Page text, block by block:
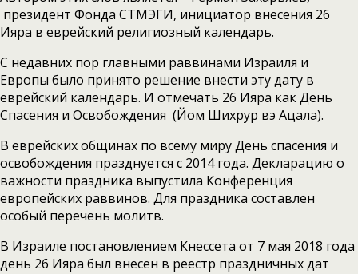
президент Фонда СТМЭГИ, инициатор внесения 26
Ияра в еврейский религиозный календарь.
С недавних пор главными раввинами Израиля и
Европы было принято решение внести эту дату в
еврейский календарь. И отмечать 26 Ияра как День
Спасения и Освобождения (Йом Шихрур вэ Ацала).
В еврейских общинах по всему миру День спасения и
освобождения празднуется с 2014 года. Декларацию о
важности праздника выпустила Конференция
европейских раввинов. Для праздника составлен
особый перечень молитв.
В Израиле постановлением Кнессета от 7 мая 2018 года
день 26 Ияра был внесен в реестр праздничных дат